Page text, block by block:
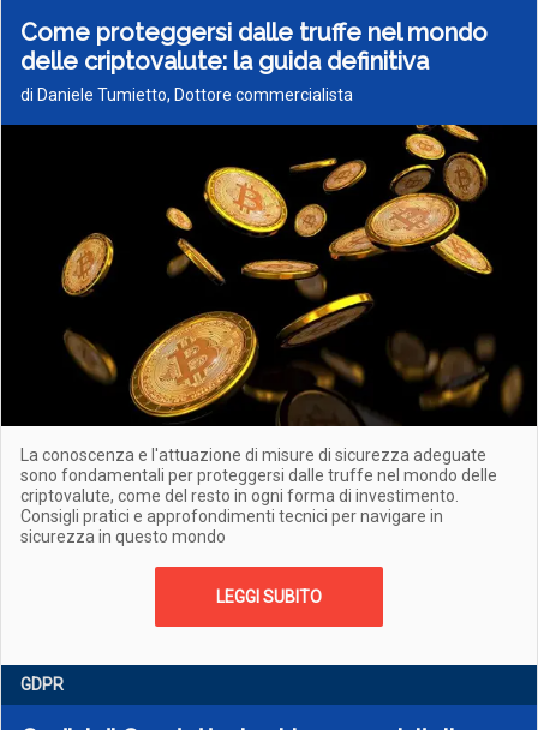
Come proteggersi dalle truffe nel mondo
delle criptovalute: la guida definitiva
di Daniele Tumietto, Dottore commercialista
La conoscenza e l'attuazione di misure di sicurezza adeguate
sono fondamentali per proteggersi dalle truffe nel mondo delle
criptovalute, come del resto in ogni forma di investimento.
Consigli pratici e approfondimenti tecnici per navigare in
sicurezza in questo mondo
LEGGI SUBITO
GDPR